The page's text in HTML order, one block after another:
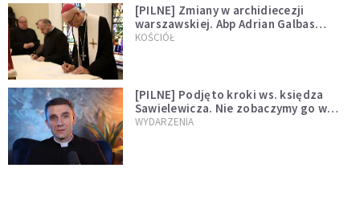
[PILNE] Zmiany w archidiecezji
warszawskiej. Abp Adrian Galbas
wręczył dekrety nowym proboszczom
KOŚCIÓŁ
[PILNE] Podjęto kroki ws. księdza
Sawielewicza. Nie zobaczymy go w
mediach
WYDARZENIA